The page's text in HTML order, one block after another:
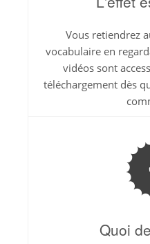
Vous retiendrez
vocabulaire en
vidéos sont
téléchargement dès
Quoi